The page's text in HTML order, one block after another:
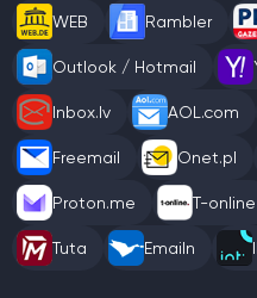
WEB Rambler
Outlook / Hotmail
Inbox.lv AOL.com
Freemail Onet.pl
Proton.me T-online
Tuta Emailn